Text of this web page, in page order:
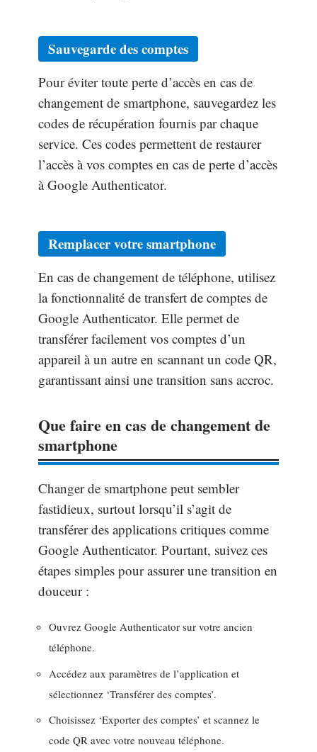
Sauvegarde des comptes
Pour éviter toute perte d’accès en cas de
changement de smartphone, sauvegardez les
codes de récupération fournis par chaque
service. Ces codes permettent de restaurer
l’accès à vos comptes en cas de perte d’accès
à Google Authenticator.
Remplacer votre smartphone
En cas de changement de téléphone, utilisez
la fonctionnalité de transfert de comptes de
Google Authenticator. Elle permet de
transférer facilement vos comptes d’un
appareil à un autre en scannant un code QR,
garantissant ainsi une transition sans accroc.
Que faire en cas de changement de
smartphone
Changer de smartphone peut sembler
fastidieux, surtout lorsqu’il s’agit de
transférer des applications critiques comme
Google Authenticator. Pourtant, suivez ces
étapes simples pour assurer une transition en
douceur :
Ouvrez Google Authenticator sur votre ancien
téléphone.
Accédez aux paramètres de l’application et
sélectionnez ‘Transférer des comptes’.
Choisissez ‘Exporter des comptes’ et scannez le
code QR avec votre nouveau téléphone.